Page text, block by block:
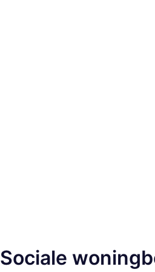
Sociale